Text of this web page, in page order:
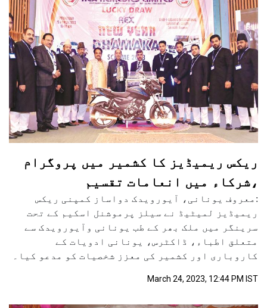
ریکس ریمیڈیز کا کشمیر میں پروگرام
،شرکاء میں انعامات تقسیم
:معروف یونانی، آیورویدک دواساز کمپنی ریکس
ریمیڈیز لمیٹیڈ نے سیلز پرموشنل اسکیم کے تحت
سرینگر میں ملک بھر کے طب یونانی وآیورویدک سے
متعلق اطباء، ڈاکٹرس، یونانی ادویات کے
کاروباری اور کشمیر کی معزز شخصیات کو مدعو کیا۔
March 24, 2023, 12:44 PM IST